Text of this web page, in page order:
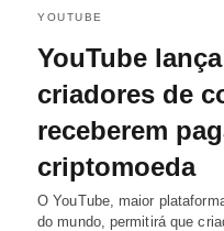
YOUTUBE
YouTube
criadores de
receberem
criptomoeda
O YouTube, maior
do mundo, permitirá que